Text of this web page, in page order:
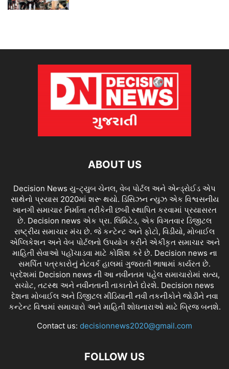
ABOUT US
Decision News યુ-ટ્યુબ ચેનલ, વેબ પોર્ટલ અને એન્ડ્રોઈડ એપ
સાથેનો પ્રયાસ 2020માં શરૂ થયો. ડિસિઝન ન્યુઝ એક વિશ્વસનીય
ખાનગી સમાચાર નિર્માતા તરીકેની છબી સ્થાપિત કરવામાં પ્રયાસરત
છે. Decision news એક પ્રા. લિમિટેડ, એક વિગતવાર ડિજીટલ
રાષ્ટ્રીય સમાચાર મંચ છે. જે કન્ટેન્ટ અને ફોટો, વિડીયો, મોબાઈલ
એપ્લિકેશન અને વેબ પોર્ટલનો ઉપયોગ કરીને એકીકૃત સમાચાર અને
માહિતી સેવાઓ પહોંચાડવા માટે કોશિશ કરે છે. Decision news ના
સમર્પિત પત્રકારોનું નેટવર્ક હાલમાં ગુજરાતી ભાષામાં કાર્યરત છે.
પ્રદેશમાં Decision news ની આ નવીનતમ પહેલ સમાચારોમાં સત્ય,
સચોટ, તટસ્થ અને નવીનતાની તાકાતોને દોરશે. Decision news
દેશના મોબાઈલ અને ડિજીટલ મીડિયાની નવી તકનીકોને જોડીને નવા
કન્ટેન્ટ વિશ્વમાં સમાચારો અને માહિતી શોધનારાઓ માટે બ્રિજ બનશે.
Contact us: decisionnews2020@gmail.com
FOLLOW US